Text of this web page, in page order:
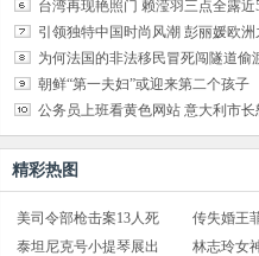
引领独特中国时尚风潮 彭丽媛欧
为何法国的非法移民冒死闯隧道偷
朝鲜“第一夫妇”或迎来第二个孩子
精彩热图
美司令部枪击案13人死
传失婚王
泰坦尼克号小提琴展出
林志玲女